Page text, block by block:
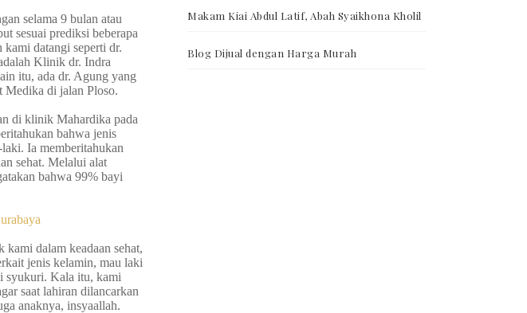
selama 9 bulan atau
sesuai prediksi beberapa
datangi seperti dr.
Klinik dr. Indra
itu, ada dr. Agung yang
Medika di jalan Ploso.
di klinik Mahardika pada
bahwa jenis
Ia memberitahukan
sehat. Melalui alat
bahwa 99% bayi
dalam keadaan sehat,
jenis kelamin, mau laki
syukuri. Kala itu, kami
saat lahiran dilancarkan
anaknya, insyaallah.
Makam Kiai Abdul Latif, Abah Syaikhona Kholil
Blog Dijual dengan Harga Murah